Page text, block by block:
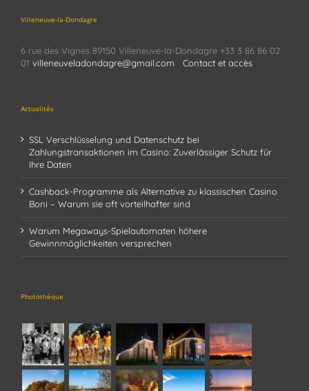
Villeneuve-la-Dondagre
6 rue des Vignes 89150 Villeneuve-la-Dondagre +33 3 86 86 02
01 villeneuveladondagre@gmail.com Contact et accès
Actualités
SSL Verschlüsselung und Datenschutz bei
Zahlungstransaktionen im Casino: Zuverlässiger Schutz für
Ihre Daten
Cashback-Programme als Alternative zu klassischen Casino
Boni – Warum sie oft vorteilhafter sind
Warum Megaways-Spielautomaten höhere
Gewinnmöglichkeiten versprechen
Photothèque